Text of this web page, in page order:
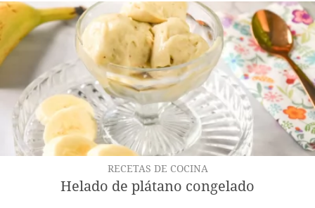
RECETAS DE COCINA
Helado de plátano congelado